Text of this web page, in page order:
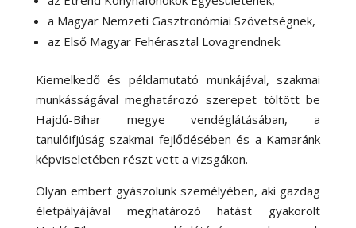
a Magyar Nemzeti Gasztronómiai Szövetségnek,
az Első Magyar Fehérasztal Lovagrendnek.
Kiemelkedő és példamutató munkájával, szakmai
munkásságával meghatározó szerepet töltött be
Hajdú-Bihar megye vendéglátásában, a
tanulóifjúság szakmai fejlődésében és a Kamaránk
képviseletében részt vett a vizsgákon.
Olyan embert gyászolunk személyében, aki gazdag
életpályájával meghatározó hatást gyakorolt